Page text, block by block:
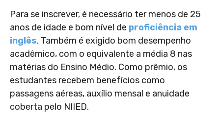
Para se inscrever, é necessário ter menos de 25
anos de idade e bom nível de proficiência em
inglês. Também é exigido bom desempenho
acadêmico, com o equivalente a média 8 nas
matérias do Ensino Médio. Como prêmio, os
estudantes recebem benefícios como
passagens aéreas, auxílio mensal e anuidade
coberta pelo NIIED.